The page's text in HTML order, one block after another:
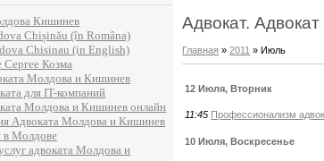
Кишинев
Chișinău (în Româna)
Chisinau (in English)
Сергее Козма
Молдова и Кишинев
для IT-компаний
Молдова и Кишинев онлайн
Адвоката Молдова и Кишинев
в Молдове
адвоката Молдова и
Адвокат.
Главная »2011 » Июль
12 Июля, Вторник
11:45 Профессионализм
10 Июля, Воскресенье